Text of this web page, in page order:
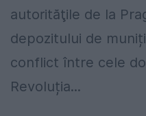
autorităţile de la
depozitului de
conflict între cele
Revoluția...